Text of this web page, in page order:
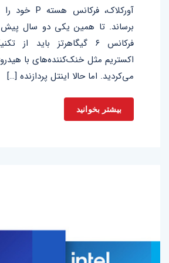
برساند. تا همین یکی دو سال
فرکانس ۶ گیگاهرتز باید
اکستریم مثل خنک‌کننده‌های با
می‌کردید. اما حالا اینتل پردازنده […]
بیشتر بخوانید